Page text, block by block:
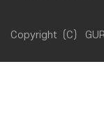
Copyright（C）